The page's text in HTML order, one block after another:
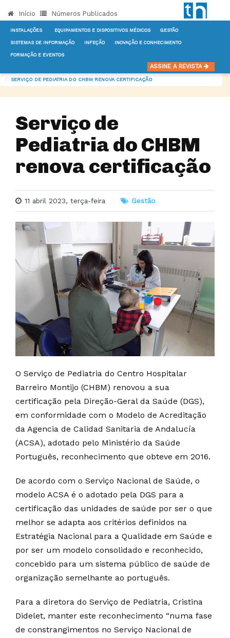
Início Números Publicados
INSTALAÇÕES EQUIPAMENTOS E DISPOSITIVOS MÉDICOS GESTÃO
SISTEMAS DE INFORMAÇÃO INFEÇÃO INOVAÇÃO E CONHECIMENTO
FORMAÇÃO E EVENTOS
ASSINE A REVISTA
SERVIÇO DE PEDIATRIA DO CHBM RENOVA CERTIFICAÇÃO
Serviço de
Pediatria do CHBM
renova certificação
11 abril 2023, terça-feira Gestão
O Serviço de Pediatria do Centro Hospitalar
Barreiro Montijo (CHBM) renovou a sua
certificação pela Direção-Geral da Saúde (DGS),
em conformidade com o Modelo de Acreditação
da Agencia de Calidad Sanitaria de Andalucía
(ACSA), adotado pelo Ministério da Saúde
Português, reconhecimento que obteve em 2016.
De acordo com o Serviço Nacional de Saúde, o
modelo ACSA é o adotado pela DGS para a
certificação das unidades de saúde por ser o que
melhor se adapta aos critérios definidos na
Estratégia Nacional para a Qualidade em Saúde e
por ser um modelo consolidado e reconhecido,
concebido para um sistema público de saúde de
organização semelhante ao português.
Para a diretora do Serviço de Pediatria, Cristina
Didelet, manter este reconhecimento “numa fase
de constrangimentos no Serviço Nacional de